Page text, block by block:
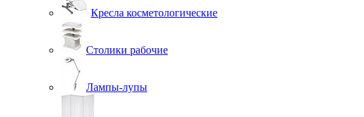
Кресла косметологические
Столики рабочие
Лампы-лупы